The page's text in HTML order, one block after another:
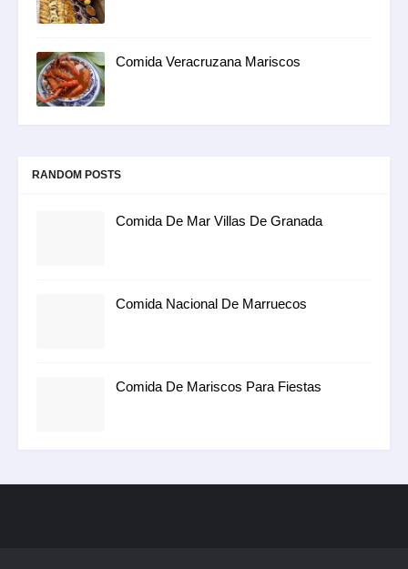
Comida Veracruzana Mariscos
RANDOM POSTS
Comida De Mar Villas De Granada
Comida Nacional De Marruecos
Comida De Mariscos Para Fiestas